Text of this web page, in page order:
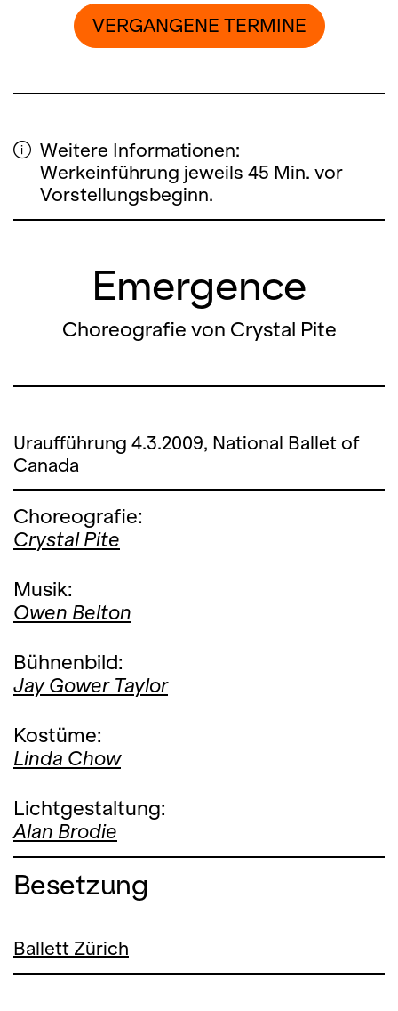
VERGANGENE TERMINE
Weitere Informationen:
Werkeinführung jeweils 45 Min. vor
Vorstellungsbeginn.
Emergence
Choreografie von Crystal Pite
Uraufführung 4.3.2009, National Ballet of
Canada
Choreografie:
Crystal Pite
Musik:
Owen Belton
Bühnenbild:
Jay Gower Taylor
Kostüme:
Linda Chow
Lichtgestaltung:
Alan Brodie
Besetzung
Ballett Zürich